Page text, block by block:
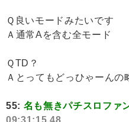
Ｑ良いモードみたいです
Ａ通常Aを含む全モード
ＱTD？
Ａとってもどっひゃーんの
55: 名も無きパチスロファ